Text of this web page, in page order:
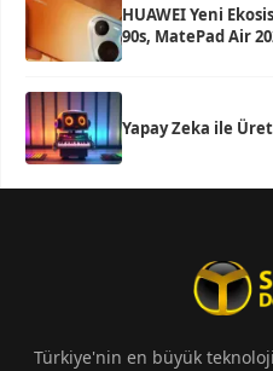
HUAWEI Yeni
90s, MatePad Air
Yapay Zeka ile
Türkiye'nin en büyük